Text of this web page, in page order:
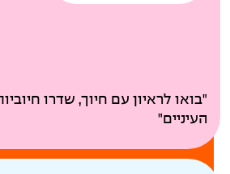
ביטוח בריאות קולקטיבי
בדיקות רפואיות תקופתיות
"בואו לראיון עם חיוך, שדרו
העיניים"